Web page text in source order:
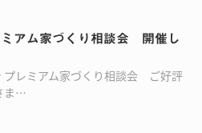
アム家づくり相談会 開催し
レミアム家づくり相談会 ご好評
ま…